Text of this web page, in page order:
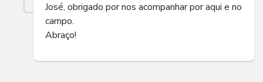
José, obrigado por nos acompanhar por aqui e no
campo.
Abraço!